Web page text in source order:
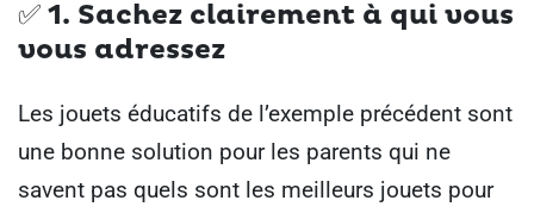
✅ 1. Sachez clairement à qui vous
vous adressez
Les jouets éducatifs de l’exemple précédent sont
une bonne solution pour les parents qui ne
savent pas quels sont les meilleurs jouets pour